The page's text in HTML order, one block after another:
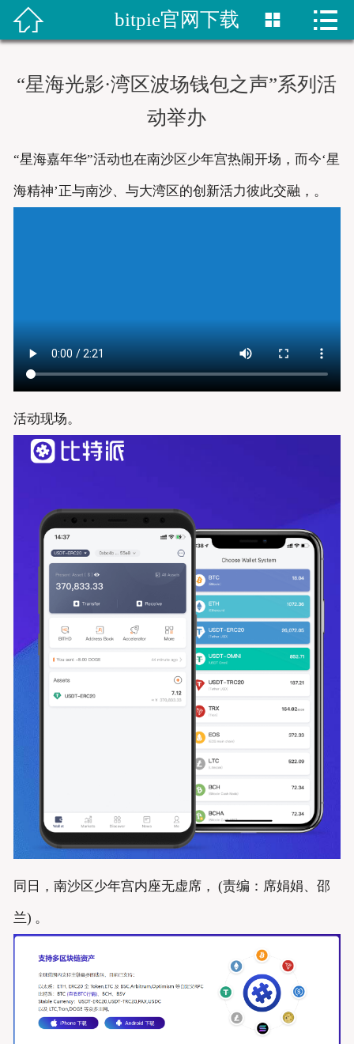
首页
bitpie下载
 bitpie官网下载  
“星海光影·湾区波场钱包之声”系列活
动举办
“星海嘉年华”活动也在南沙区少年宫热闹开场，而今‘星
海精神’正与南沙、与大湾区的创新活力彼此交融，。
活动现场。
同日，南沙区少年宫内座无虚席， (责编：席娟娟、邵
兰) 。